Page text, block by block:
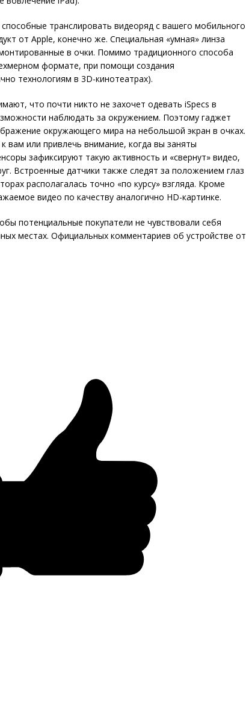
транслировать видеоряд с вашего мобильного
от Apple, конечно же. Специальная «умная» линза
в очки. Помимо традиционного способа
формате, при помощи создания
технологиям в 3D-кинотеатрах).
что почти никто не захочет одевать iSpecs в
наблюдать за окружением. Поэтому гаджет
окружающего мира на небольшой экран в очках.
вам или привлечь внимание, когда вы заняты
зафиксируют такую активность и «свернут» видео,
Встроенные датчики также следят за положением глаз
располагалась точно «по курсу» взгляда. Кроме
видео по качеству аналогично HD-картинке.
потенциальные покупатели не чувствовали себя
местах. Официальных комментариев об устройстве от